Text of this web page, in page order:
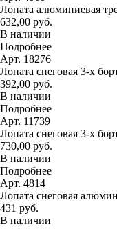
Лопата алюминиевая
632,00 руб.
В наличии
Подробнее
Арт. 18276
Лопата снеговая 3-х
392,00 руб.
В наличии
Подробнее
Арт. 11739
Лопата снеговая 3-х
730,00 руб.
В наличии
Подробнее
Арт. 4814
Лопата снеговая
431 руб.
В наличии